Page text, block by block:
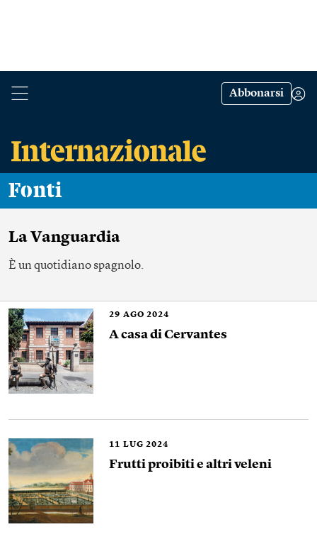
Abbonarsi
Fonti
La Vanguardia
È un quotidiano spagnolo.
29 AGO 2024
A casa di Cervantes
11 LUG 2024
Frutti proibiti e altri veleni